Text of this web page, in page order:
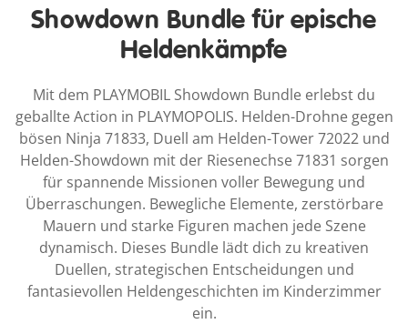
Showdown Bundle für epische
Heldenkämpfe
Mit dem PLAYMOBIL Showdown Bundle erlebst du
geballte Action in PLAYMOPOLIS. Helden-Drohne gegen
bösen Ninja 71833, Duell am Helden-Tower 72022 und
Helden-Showdown mit der Riesenechse 71831 sorgen
für spannende Missionen voller Bewegung und
Überraschungen. Bewegliche Elemente, zerstörbare
Mauern und starke Figuren machen jede Szene
dynamisch. Dieses Bundle lädt dich zu kreativen
Duellen, strategischen Entscheidungen und
fantasievollen Heldengeschichten im Kinderzimmer
ein.